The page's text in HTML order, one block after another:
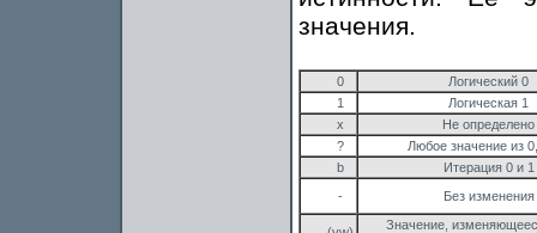
значения.
0
Логический 0
1
Логическая 1
х
Не определено
?
Любое значение из
b
Итерация 0 и 1
-
Без изменения
Значение,